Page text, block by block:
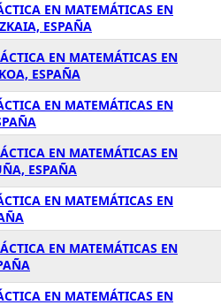
EN MATEMÁTICAS EN
ESPAÑA
EN MATEMÁTICAS EN
ESPAÑA
EN MATEMÁTICAS EN
EN MATEMÁTICAS EN
ESPAÑA
EN MATEMÁTICAS EN
EN MATEMÁTICAS EN
EN MATEMÁTICAS EN